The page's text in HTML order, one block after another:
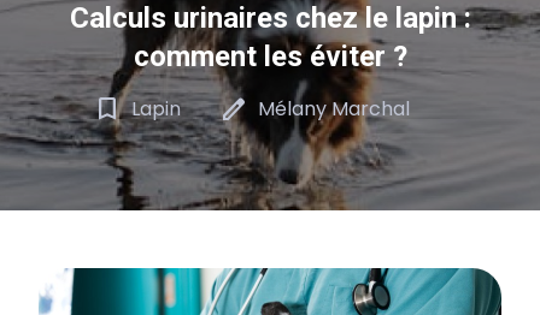
Calculs urinaires chez le lapin :
comment les éviter ?
bookmark_border Lapin edit Mélany Marchal